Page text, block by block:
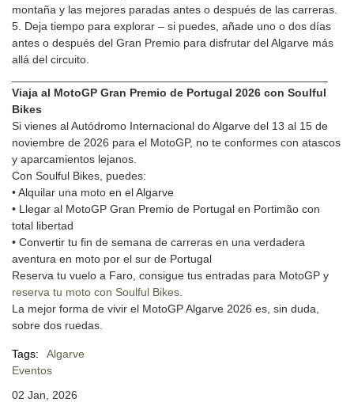
montaña y las mejores paradas antes o después de las carreras.
5. Deja tiempo para explorar – si puedes, añade uno o dos días
antes o después del Gran Premio para disfrutar del Algarve más
allá del circuito.
Viaja al MotoGP Gran Premio de Portugal 2026 con Soulful
Bikes
Si vienes al Autódromo Internacional do Algarve del 13 al 15 de
noviembre de 2026 para el MotoGP, no te conformes con atascos
y aparcamientos lejanos.
Con Soulful Bikes, puedes:
• Alquilar una moto en el Algarve
• Llegar al MotoGP Gran Premio de Portugal en Portimão con
total libertad
• Convertir tu fin de semana de carreras en una verdadera
aventura en moto por el sur de Portugal
Reserva tu vuelo a Faro, consigue tus entradas para MotoGP y
reserva tu moto con Soulful Bikes
La mejor forma de vivir el MotoGP Algarve 2026 es, sin duda,
sobre dos ruedas.
Tags:
Algarve
Eventos
02 Jan, 2026